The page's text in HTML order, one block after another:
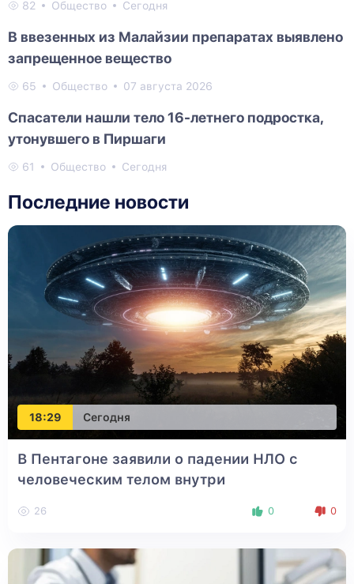
82 Общество Сегодня
В ввезенных из Малайзии препаратах выявлено
запрещенное вещество
65 Общество 07 августа 2026
Спасатели нашли тело 16-летнего подростка,
утонувшего в Пиршаги
61 Общество Сегодня
Последние новости
18:29 Сегодня
В Пентагоне заявили о падении НЛО с
человеческим телом внутри
26 0 0